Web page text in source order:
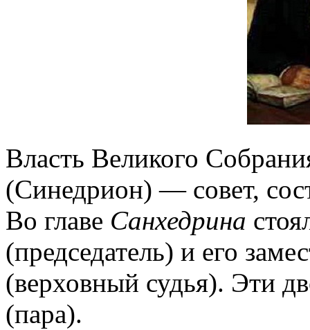
Власть Великого
(Синедрион) — совет,
Во главе Санхедрина
(председатель) и его
(верховный судья). Эти
(пара).